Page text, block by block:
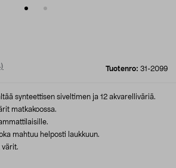
Tuotenro: 31-2099
)
synteettisen siveltimen ja 12 akvarelliväriä.
matkakoossa.
mahtuu helposti laukkuun.
värit.